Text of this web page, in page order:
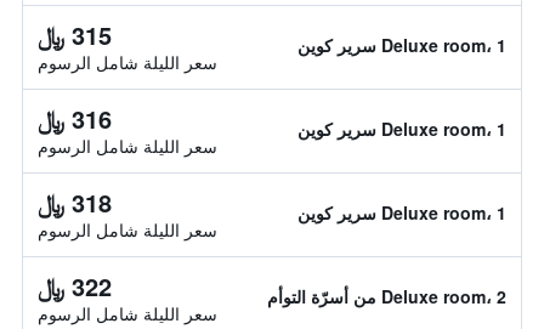
Deluxe room، 1 سرير كوين 315 ﷼
سعر الليلة شامل الرسوم
Deluxe room، 1 سرير كوين 316 ﷼
سعر الليلة شامل الرسوم
Deluxe room، 1 سرير كوين 318 ﷼
سعر الليلة شامل الرسوم
Deluxe room، 2 من أسرّة التوأم 322 ﷼
سعر الليلة شامل الرسوم